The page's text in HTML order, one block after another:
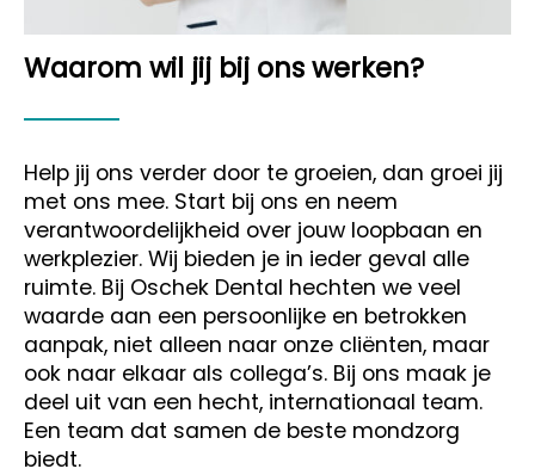
Waarom wil jij bij ons werken?
Help jij ons verder door te groeien, dan groei jij
met ons mee. Start bij ons en neem
verantwoordelijkheid over jouw loopbaan en
werkplezier. Wij bieden je in ieder geval alle
ruimte. Bij Oschek Dental hechten we veel
waarde aan een persoonlijke en betrokken
aanpak, niet alleen naar onze cliënten, maar
ook naar elkaar als collega’s. Bij ons maak je
deel uit van een hecht, internationaal team.
Een team dat samen de beste mondzorg
biedt.